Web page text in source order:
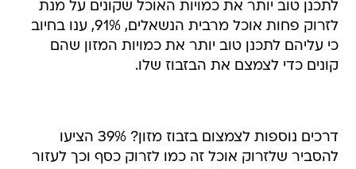
לתכנן טוב יותר את כמויות האוכל שקונים על מנת
לזרוק פחות אוכל מרבית הנשאלים, 91%, ענו בחיוב
כי עליהם לתכנן טוב יותר את כמויות המזון שהם
קונים כדי לצמצם את הבזבוז שלו.
דרכים נוספות לצמצום בזבוז מזון? 39% הציעו
להסביר שלזרוק אוכל זה כמו לזרוק כסף וכך לעזור